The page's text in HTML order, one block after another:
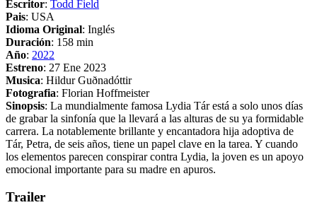
Escritor: Todd Field
Pais: USA
Idioma Original: Inglés
Duración: 158 min
Año: 2022
Estreno: 27 Ene 2023
Musica: Hildur Guðnadóttir
Fotografia: Florian Hoffmeister
Sinopsis: La mundialmente famosa Lydia Tár está a solo unos días
de grabar la sinfonía que la llevará a las alturas de su ya formidable
carrera. La notablemente brillante y encantadora hija adoptiva de
Tár, Petra, de seis años, tiene un papel clave en la tarea. Y cuando
los elementos parecen conspirar contra Lydia, la joven es un apoyo
emocional importante para su madre en apuros.
Trailer